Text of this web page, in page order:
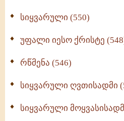
სიყვარული (550)
უფალი იესო ქრისტე
რწმენა (546)
სიყვარული ღვთისადმი
სიყვარული